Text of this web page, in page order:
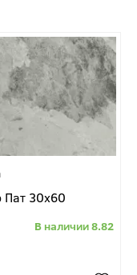
Пат 30x60
8.82